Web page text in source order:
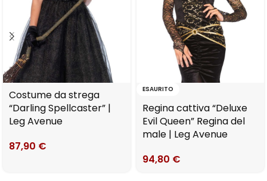
Costume da strega
“Darling Spellcaster” |
Leg Avenue
87,90 €
ESAURITO
Regina cattiva “Deluxe
Evil Queen” Regina del
male | Leg Avenue
94,80 €